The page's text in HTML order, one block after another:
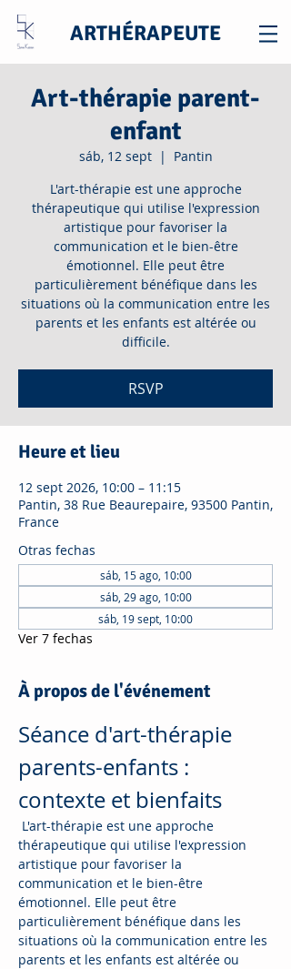
ARTHÉRAPEUTE
Art-thérapie parent-
enfant
sáb, 12 sept
  |
Pantin
L'art-thérapie est une approche
thérapeutique qui utilise l'expression
artistique pour favoriser la
communication et le bien-être
émotionnel. Elle peut être
particulièrement bénéfique dans les
situations où la communication entre les
parents et les enfants est altérée ou
difficile.
RSVP
Heure et lieu
12 sept 2026, 10:00 – 11:15
Pantin, 38 Rue Beaurepaire, 93500 Pantin,
France
Otras fechas
sáb, 15 ago, 10:00
sáb, 29 ago, 10:00
sáb, 19 sept, 10:00
Ver 7 fechas
À propos de l'événement
Séance d'art-thérapie
parents-enfants :
contexte et bienfaits
L'art-thérapie est une approche
thérapeutique qui utilise l'expression
artistique pour favoriser la
communication et le bien-être
émotionnel. Elle peut être
particulièrement bénéfique dans les
situations où la communication entre les
parents et les enfants est altérée ou